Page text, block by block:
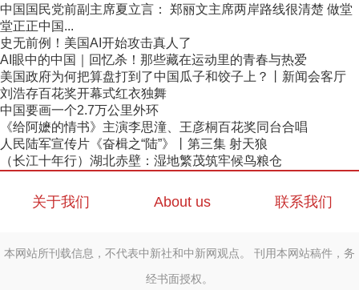
中国国民党前副主席夏立言： 郑丽文主席两岸路线很清楚 做堂
堂正正中国...
史无前例！美国AI开始攻击真人了
AI眼中的中国｜回忆杀！那些藏在运动里的青春与热爱
美国政府为何把算盘打到了中国瓜子和饺子上？丨新闻会客厅
刘浩存百花奖开幕式红衣独舞
中国要画一个2.7万公里外环
《给阿嬷的情书》主演李思潼、王彦桐百花奖同台合唱
人民陆军宣传片《奋楫之“陆”》丨第三集 射天狼
（长江十年行）湖北赤壁：湿地繁茂筑牢候鸟粮仓
关于我们 About us 联系我们
本网站所刊载信息，不代表中新社和中新网观点。 刊用本网站稿件，务
经书面授权。